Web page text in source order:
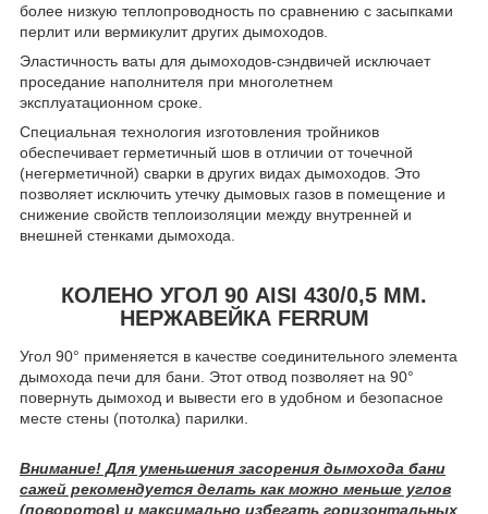
более низкую теплопроводность по сравнению с засыпками
перлит или вермикулит других дымоходов.
Эластичность ваты для дымоходов-сэндвичей исключает
проседание наполнителя при многолетнем
эксплуатационном сроке.
Специальная технология изготовления тройников
обеспечивает герметичный шов в отличии от точечной
(негерметичной) сварки в других видах дымоходов. Это
позволяет исключить утечку дымовых газов в помещение и
снижение свойств теплоизоляции между внутренней и
внешней стенками дымохода.
КОЛЕНО УГОЛ 90 AISI 430/0,5 ММ.
НЕРЖАВЕЙКА FERRUM
Угол 90° применяется в качестве соединительного элемента
дымохода печи для бани. Этот отвод позволяет на 90°
повернуть дымоход и вывести его в удобном и безопасное
месте стены (потолка) парилки.
Внимание! Для уменьшения засорения дымохода бани
сажей рекомендуется делать как можно меньше углов
(поворотов) и максимально избегать горизонтальных